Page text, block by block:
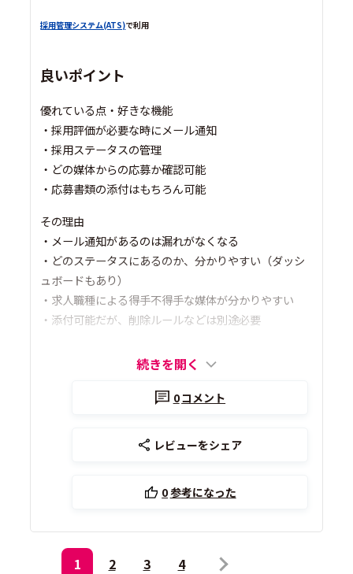
採用管理システム(ATS)で利用
良いポイント
優れている点・好きな機能
・採用評価が必要な時にメール通知
・採用ステータスの管理
・どの媒体からの応募か確認可能
・応募書類の添付はもちろん可能
その理由
・メール通知があるのは漏れがなくなる
・どのステータスにあるのか、分かりやすい（ダッシ
ュボードもあり）
・求人職種による得手不得手な媒体が分かりやすい
・添付可能だが、削除ルールなどは別途必要
続きを開く
0コメント
レビューをシェア
0参考になった
1 2 3 4